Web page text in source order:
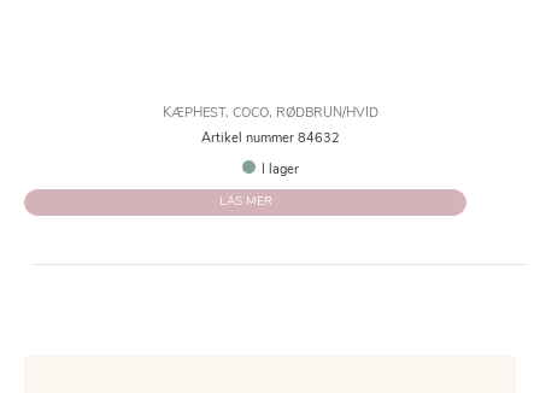
KÆPHEST, COCO, RØDBRUN/HVID
Artikel nummer 84632
I lager
LÄS MER